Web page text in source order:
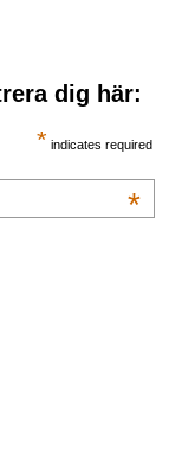
dig här:
* indicates required
*